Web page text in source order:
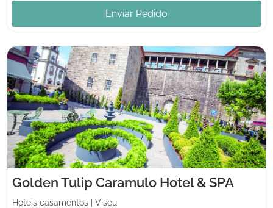
Enviar Pedido
Golden Tulip Caramulo Hotel & SPA
Hotéis casamentos Viseu